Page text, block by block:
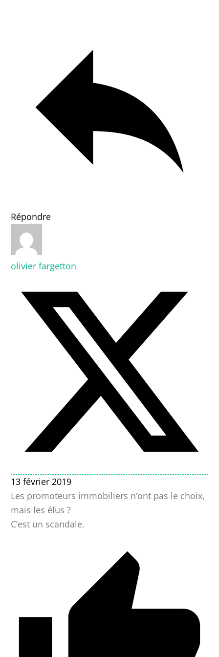
Répondre
olivier fargetton
13 février 2019
Les promoteurs immobiliers n’ont pas le choix,
mais les élus ?
C’est un scandale.